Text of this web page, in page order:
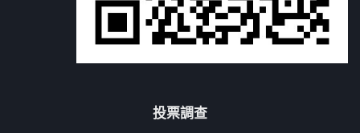
投票調查